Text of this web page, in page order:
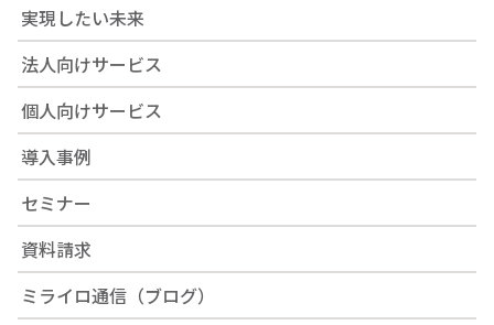
実現したい未来
法人向けサービス
個人向けサービス
導入事例
セミナー
資料請求
ミライロ通信（ブログ）